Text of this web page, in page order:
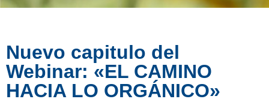
Nuevo capitulo del
Webinar: «EL CAMINO
HACIA LO ORGÁNICO»